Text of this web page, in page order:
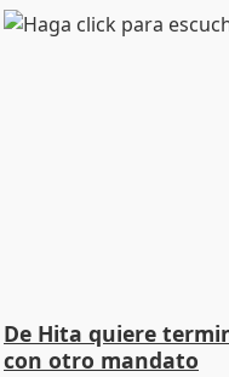
De Hita quiere
con otro mandato